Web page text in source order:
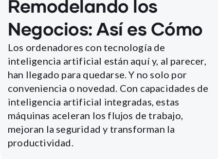
Remodelando los
Negocios: Así es Cómo
Los ordenadores con tecnología de
inteligencia artificial están aquí y, al parecer,
han llegado para quedarse. Y no solo por
conveniencia o novedad. Con capacidades de
inteligencia artificial integradas, estas
máquinas aceleran los flujos de trabajo,
mejoran la seguridad y transforman la
productividad.